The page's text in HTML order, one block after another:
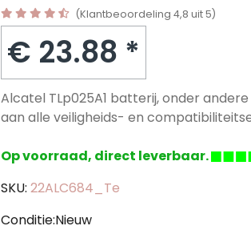
(Klantbeoordeling 4,8 uit 5)
€ 23.88 *
Alcatel TLp025A1 batterij, onder
aan alle veiligheids- en
Op voorraad, direct leverbaar.
SKU: 22ALC684_Te
Conditie:Nieuw